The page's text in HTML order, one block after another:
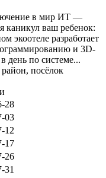
в мир ИТ —
каникул ваш ребенок:
экоотеле разработает
и 3D-
день по системе...
посёлок
28
03
12
17
26
31